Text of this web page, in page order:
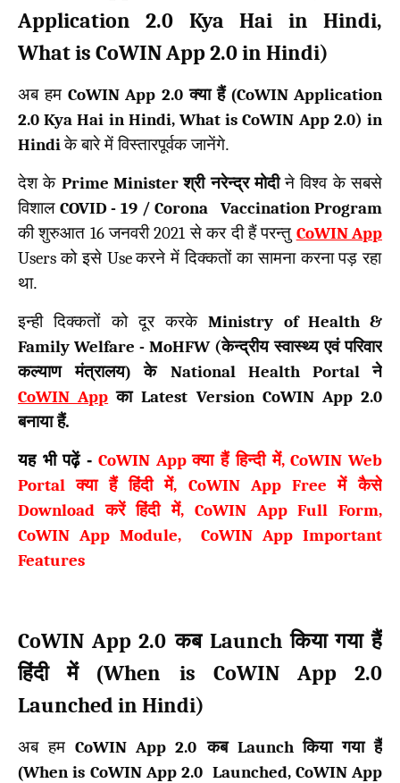
Application 2.0 Kya Hai in Hindi,
What is CoWIN App 2.0 in Hindi)
अब हमCoWIN App 2.0क्या हैं (CoWIN Application
2.0 Kya Hai in Hindi, What is CoWIN App 2.0) in
Hindiके बारे में विस्तारपूर्वक जानेंगे.
देश के Prime Ministerश्री नरेन्द्र मोदीने विश्व के सबसे
विशाल COVID - 19 / Corona Vaccination Program
की शुरुआत 16जनवरी2021 से कर दी हैं परन्तु CoWIN App
Usersको इसे Useकरने में दिक्कतों का सामना करना पड़ रहा
था.
इन्ही दिक्कतों को दूर करकेMinistry of Health &
Family Welfare - MoHFW (केन्द्रीय स्वास्थ्य एवं परिवार
कल्याण मंत्रालय) के National Health Portalने
CoWIN App काLatest Version CoWIN App 2.0
बनाया हैं.
यह भी पढ़ें - CoWIN Appक्या हैं हिन्दी में, CoWIN Web
Portalक्या हैं हिंदी में, CoWIN App Freeमें कैसे
Downloadकरें हिंदी में, CoWIN App Full Form,
CoWIN App Module, CoWIN App Important
Features
CoWIN App 2.0 कबLaunchकिया गया हैं
हिंदी में (When is CoWIN App 2.0
Launched in Hindi)
अब हमCoWIN App 2.0 कब Launchकिया गया हैं
(When is CoWIN App 2.0 Launched, CoWIN App